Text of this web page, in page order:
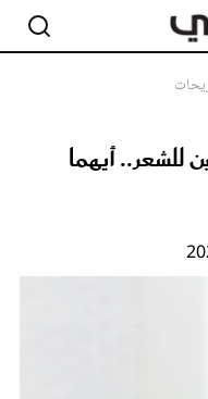
للشعر.. أيهما